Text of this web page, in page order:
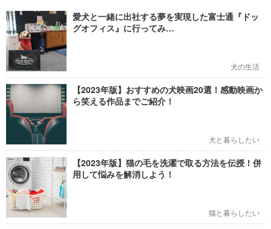
愛犬と一緒に出社する夢を実現した富士通『ドッ
グオフィス』に行ってみ…
犬の生活
【2023年版】おすすめの犬映画20選！感動映画か
ら笑える作品までご紹介！
犬と暮らしたい
【2023年版】猫の毛を洗濯で取る方法を伝授！併
用して悩みを解消しよう！
猫と暮らしたい